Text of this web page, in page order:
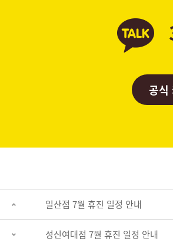
공식
일산점 7월 휴진 일정 안내
성신여대점 7월 휴진 일정 안내